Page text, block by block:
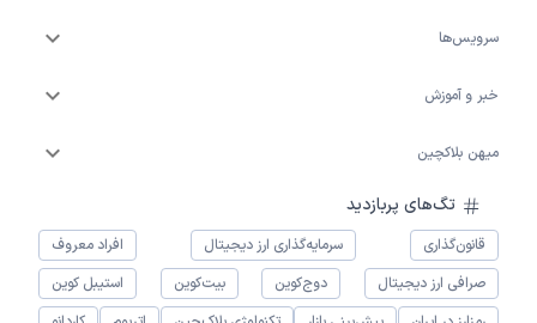
سرویس‌ها
خبر و آموزش
میهن بلاکچین
تگ‌های پربازدید
قانون‌گذاری سرمایه‌گذاری ارز دیجیتال
افراد معروف
صرافی ارز دیجیتال
دوج‌کوین بیت‌کوین
استیبل کوین